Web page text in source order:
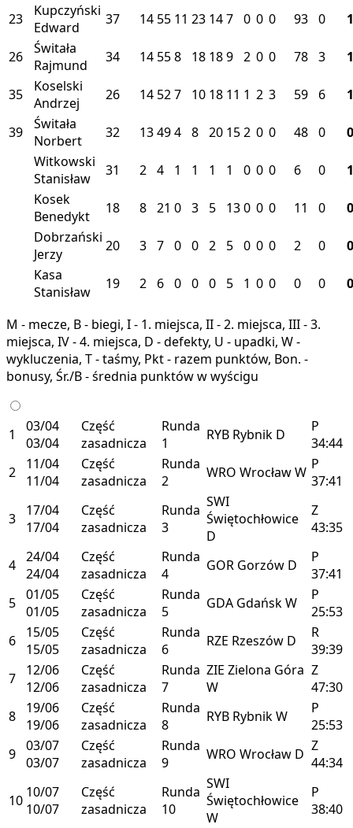
23
Kupczyński
Edward
37 14 55 11 23 147 0 0 0 93 0
26
Świtała
Rajmund
34 14 558 18 189 2 0 0 78 3
35
Koselski
Andrzej
26 14 527 10 18 11 1 2 3 59 6
39
Świtała
Norbert
32 13494 8 20 152 0 0 48 0
Witkowski
Stanisław
31 2 4 1 1 1 1 0 0 0 6 0
Kosek
Benedykt
18 8 21 0 3 5 130 0 0 11 0
Dobrzański
Jerzy
20 3 7 0 0 2 5 0 0 0 2 0
Kasa
Stanisław
19 2 6 0 0 0 5 1 0 0 0 0
M - mecze, B - biegi, I - 1. miejsca, II - 2. miejsca, III - 3.
miejsca, IV - 4. miejsca, D - defekty, U - upadki, W -
wykluczenia, T - taśmy, Pkt - razem punktów, Bon. -
bonusy, Śr./B - średnia punktów w wyścigu
1
03/04
03/04
Część
zasadnicza
Runda
1
RYB Rybnik D
P
34:44
2
11/04
11/04
Część
zasadnicza
Runda
2
WRO WrocławW P
37:41
3
17/04
17/04
Część
zasadnicza
Runda
3
SWI
Świętochłowice
D
Z
43:35
4 24/04
24/04
Część
zasadnicza
Runda
4
GOR Gorzów D
P
37:41
5 01/05
01/05
Część
zasadnicza
Runda
5
GDA GdańskW
P
25:53
6
15/05
15/05
Część
zasadnicza
Runda
6
RZE Rzeszów D
R
39:39
7
12/06
12/06
Część
zasadnicza
Runda
7
ZIE Zielona Góra
W
Z
47:30
8
19/06
19/06
Część
zasadnicza
Runda
8
RYB RybnikW
P
25:53
9 03/07
03/07
Część
zasadnicza
Runda
9
WRO Wrocław D Z
44:34
10 10/07
10/07
Część
zasadnicza
Runda
10
SWI
Świętochłowice
W
P
38:40